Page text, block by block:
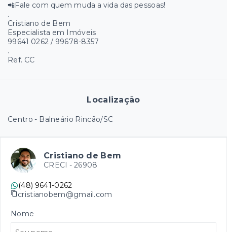
📲Fale com quem muda a vida das pessoas!
.
Cristiano de Bem
Especialista em Imóveis
99641 0262 / 99678-8357
.
Ref. CC
Localização
Centro - Balneário Rincão/SC
Cristiano de Bem
CRECI - 26908
(48) 9641-0262
cristianobem@gmail.com
Nome